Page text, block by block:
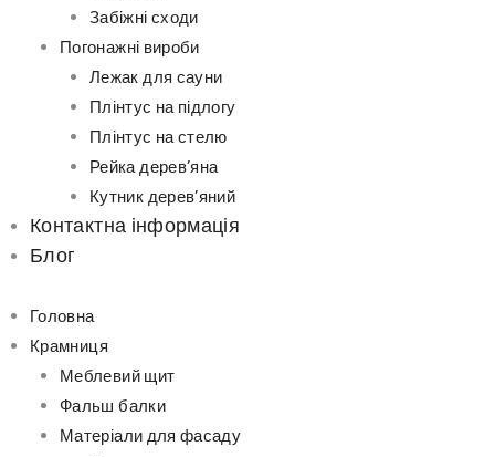
Забіжні сходи
Погонажні вироби
Лежак для сауни
Плінтус на підлогу
Плінтус на стелю
Рейка дерев’яна
Кутник дерев’яний
Контактна інформація
Блог
Головна
Крамниця
Меблевий щит
Фальш балки
Матеріали для фасаду